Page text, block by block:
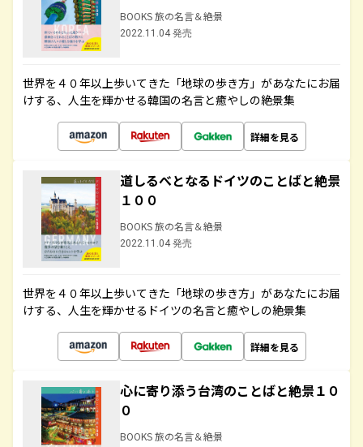
BOOKS 旅の名言＆絶景
2022.11.04 発売
世界を４０年以上歩いてきた「地球の歩き方」があなたにお届
けする、人生を輝かせる韓国の名言と癒やしの絶景集
詳細を見る
道しるべとなるドイツのことばと絶景
１００
BOOKS 旅の名言＆絶景
2022.11.04 発売
世界を４０年以上歩いてきた「地球の歩き方」があなたにお届
けする、人生を輝かせるドイツの名言と癒やしの絶景集
詳細を見る
心に寄り添う台湾のことばと絶景１０
０
BOOKS 旅の名言＆絶景